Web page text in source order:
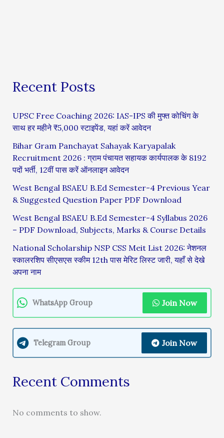
Recent Posts
UPSC Free Coaching 2026: IAS-IPS की मुफ्त कोचिंग के
साथ हर महीने ₹5,000 स्टाइपेंड, यहां करें आवेदन
Bihar Gram Panchayat Sahayak Karyapalak
Recruitment 2026 : ग्राम पंचायत सहायक कार्यपालक के 8192
पदों भर्ती, 12वीं पास करें ऑनलाइन आवेदन
West Bengal BSAEU B.Ed Semester-4 Previous Year
& Suggested Question Paper PDF Download
West Bengal BSAEU B.Ed Semester-4 Syllabus 2026
– PDF Download, Subjects, Marks & Course Details
National Scholarship NSP CSS Meit List 2026: नेशनल
स्कालरशिप सीएसएस स्कीम 12th पास मेरिट लिस्ट जारी, यहाँ से देखे
अपना नाम
WhatsApp Group Join Now
Telegram Group Join Now
Recent Comments
No comments to show.